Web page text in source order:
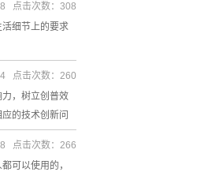
细节上的要求
点击次数：308
，树立创普效
的技术创新问
点击次数：260
可以使用的，
点击次数：266